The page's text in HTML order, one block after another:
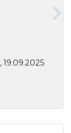
, 19.09.2025